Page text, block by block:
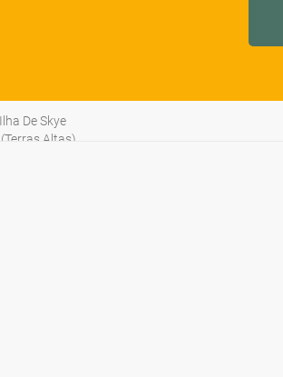
De Skye
Altas)